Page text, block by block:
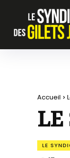
Accueil
LE
LE